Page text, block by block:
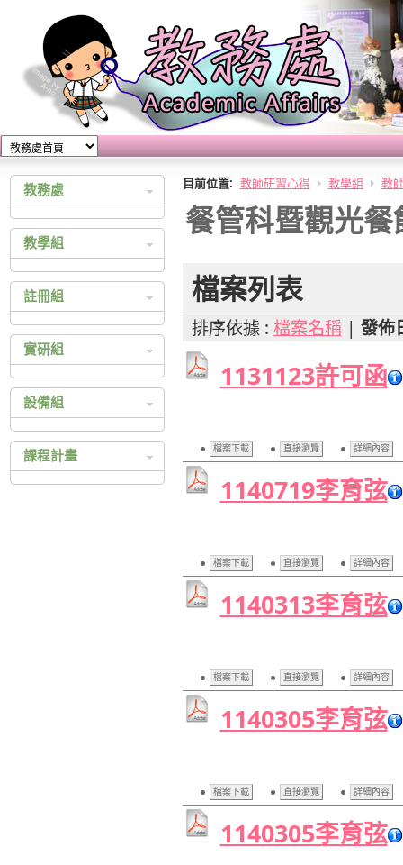
目前位置: 教師研習心得 教學組 教
餐管科暨觀光餐
檔案列表
排序依據 : 檔案名稱| 發佈
1131123許可函
檔案下載 直接瀏覽 詳細內容
1140719李育弦
檔案下載 直接瀏覽 詳細內容
1140313李育弦
檔案下載 直接瀏覽 詳細內容
1140305李育弦
檔案下載 直接瀏覽 詳細內容
1140305李育弦
教務處
教務處公佈欄
教育實習
教學組
教學計畫查詢
教師研習心得
註冊組
成績查詢
大學多元入學
四技二專多元入學
統一入學測驗
四技二專技優入學
四技二專甄選入學
實研組
綜合高中
設備組
設備組相關辦法
課程計畫
105 高中課程總體計畫